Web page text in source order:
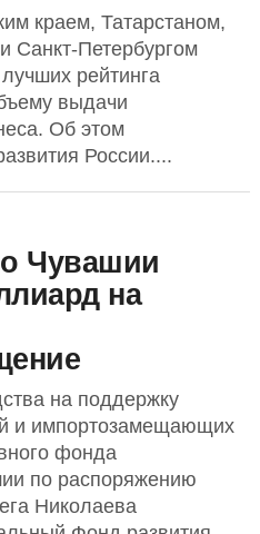
краем, Татарстаном,
Санкт-Петербургом
рейтинга
выдачи
Об этом
России....
Чувашии
на
на поддержку
и импортозамещающих
фонда
по распоряжению
Николаева